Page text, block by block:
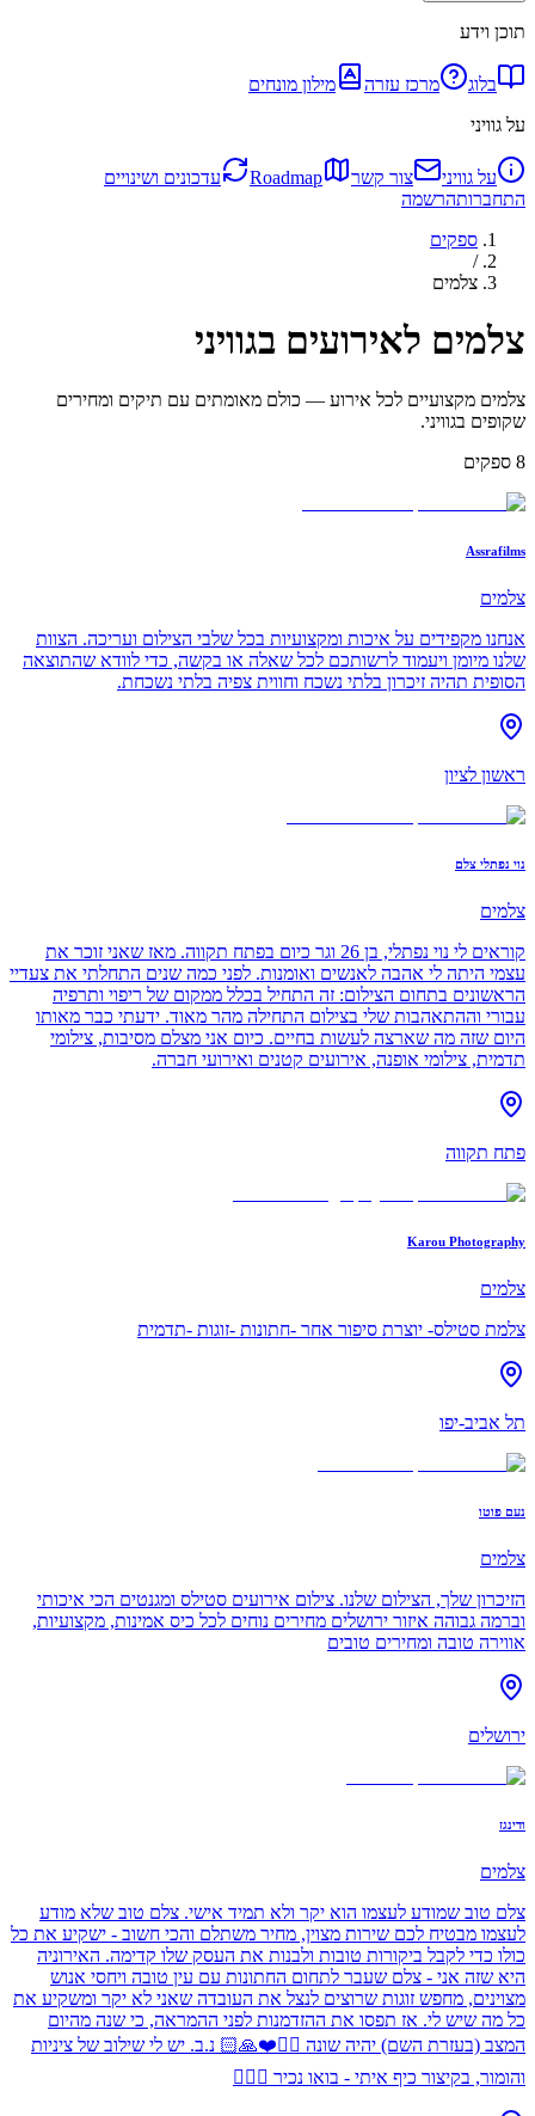
תוכן וידע
בלוג מרכז עזרה
מילון מונחים
על גוויני
על גוויני צור קשר Roadmap
עדכונים ושינויים
התחברותהרשמה
ספקים
/
צלמים
צלמים לאירועים בגוויני
צלמים מקצועיים לכל אירוע — כולם מאומתים עם תיקים ומחירים
שקופים בגוויני.
8 ספקים
Assrafilms
צלמים
אנחנו מקפידים על איכות ומקצועיות בכל שלבי הצילום ועריכה. הצוות
שלנו מיומן ויעמוד לרשותכם לכל שאלה או בקשה, כדי לוודא שהתוצאה
הסופית תהיה זיכרון בלתי נשכח וחווית צפיה בלתי נשכחת.
ראשון לציון
נוי נפתלי צלם
צלמים
קוראים לי נוי נפתלי, בן 26 וגר כיום בפתח תקווה. מאז שאני זוכר את
עצמי היתה לי אהבה לאנשים ואומנות. לפני כמה שנים התחלתי את צעדיי
הראשונים בתחום הצילום: זה התחיל בכלל ממקום של ריפוי ותרפיה
עבורי וההתאהבות שלי בצילום התחילה מהר מאוד. ידעתי כבר מאותו
היום שזה מה שארצה לעשות בחיים. כיום אני מצלם מסיבות, צילומי
תדמית, צילומי אופנה, אירועים קטנים ואירועי חברה.
פתח תקווה
Karou Photography
צלמים
צלמת סטילס- יוצרת סיפור אחר -חתונות -זוגות -תדמית
תל אביב-יפו
נעם פוטו
צלמים
הזיכרון שלך, הצילום שלנו. צילום אירועים סטילס ומגנטים הכי איכותי
וברמה גבוהה איזור ירושלים מחירים נוחים לכל כיס אמינות, מקצועיות,
אווירה טובה ומחירים טובים
ירושלים
ודינגז
צלמים
צלם טוב שמודע לעצמו הוא יקר ולא תמיד אישי. צלם טוב שלא מודע
לעצמו מבטיח לכם שירות מצוין, מחיר משתלם והכי חשוב - ישקיע את כל
כולו כדי לקבל ביקורות טובות ולבנות את העסק שלו קדימה. האירוניה
היא שזה אני - צלם שעבר לתחום החתונות עם עין טובה ויחסי אנוש
מצוינים, מחפש זוגות שרוצים לנצל את העובדה שאני לא יקר ומשקיע את
כל מה שיש לי. אז תפסו את ההזדמנות לפני ההמראה, כי שנה מהיום
המצב (בעזרת השם) יהיה שונה ✌🏻❤️🙏🏻 נ.ב. יש לי שילוב של ציניות
והומור, בקיצור כיף איתי - בואו נכיר ✌🏻💍